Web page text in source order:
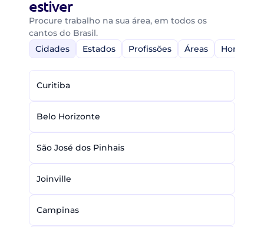
estiver
Procure trabalho na sua área, em todos os
cantos do Brasil.
Cidades
Estados Profissões Áreas Home-
Curitiba
Belo Horizonte
São José dos Pinhais
Joinville
Campinas